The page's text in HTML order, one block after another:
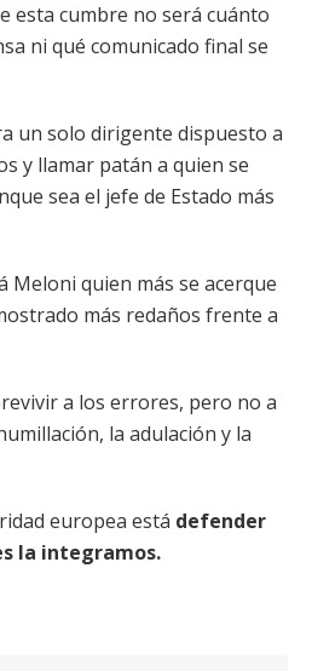
esta cumbre no será cuánto
ni qué comunicado final se
un solo dirigente dispuesto a
y llamar patán a quien se
sea el jefe de Estado más
Meloni quien más se acerque
más redaños frente a
a los errores, pero no a
la adulación y la
europea está defender
la integramos.